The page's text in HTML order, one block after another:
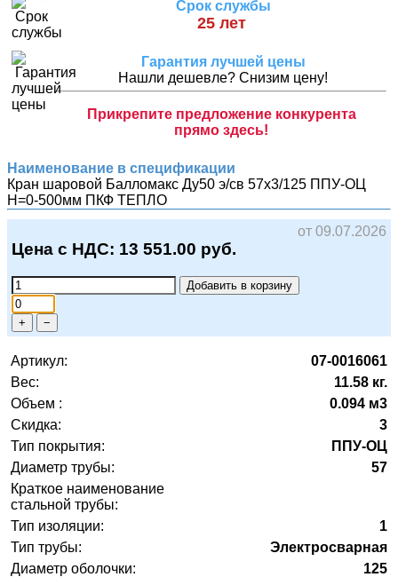
Срок службы
25 лет
Гарантия лучшей цены
Нашли дешевле? Снизим цену!
Прикрепите предложение конкурента
прямо здесь!
Наименование в спецификации
Кран шаровой Балломакс Ду50 э/св 57х3/125 ППУ-ОЦ
H=0-500мм ПКФ ТЕПЛО
от 09.07.2026
Цена с НДС: 13 551.00 руб.
Добавить в корзину
+ −
Артикул:
07-0016061
Вес:
11.58 кг.
Объем :
0.094 м3
Скидка:
3
Тип покрытия:
ППУ-ОЦ
Диаметр трубы:
57
Краткое наименование
стальной трубы:
Тип изоляции:
1
Тип трубы:
Электросварная
Диаметр оболочки:
125